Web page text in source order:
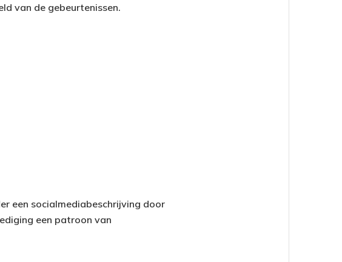
van de gebeurtenissen.
een socialmediabeschrijving door
een patroon van